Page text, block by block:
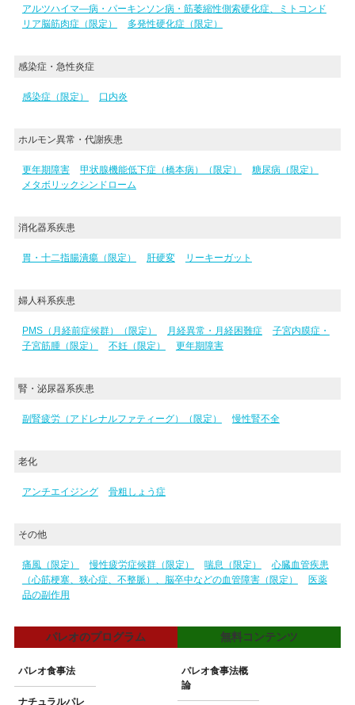
アルツハイマ―病・パーキンソン病・筋萎縮性側索硬化症、ミトコンド
リア脳筋肉症（限定）
多発性硬化症（限定）
感染症・急性炎症
感染症（限定） 口内炎
ホルモン異常・代謝疾患
更年期障害 甲状腺機能低下症（橋本病）（限定）
糖尿病（限定）
メタボリックシンドローム
消化器系疾患
胃・十二指腸潰瘍（限定） 肝硬変 リーキーガット
婦人科系疾患
PMS（月経前症候群）（限定） 月経異常・月経困難症
子宮内膜症・
子宮筋腫（限定）
不妊（限定） 更年期障害
腎・泌尿器系疾患
副腎疲労（アドレナルファティーグ）（限定） 慢性腎不全
老化
アンチエイジング 骨粗しょう症
その他
痛風（限定） 慢性疲労症候群（限定） 喘息（限定）
心臓血管疾患
（心筋梗塞、狭心症、不整脈）、脳卒中などの血管障害（限定）
医薬
品の副作用
パレオのプログラム
パレオ食事法
ナチュラルパレ
無料コンテンツ
パレオ食事法概
論